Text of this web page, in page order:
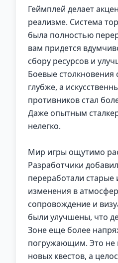
Геймплей делает
реализме. Система
была полностью
вам придется
сбору ресурсов и
Боевые столкновения
глубже, а
противников стал
Даже опытным
нелегко.
Мир игры ощутимо
Разработчики
переработали старые
изменения в
сопровождение и
были улучшены, что
Зоне еще более
погружающим. Это не
новых квестов, а